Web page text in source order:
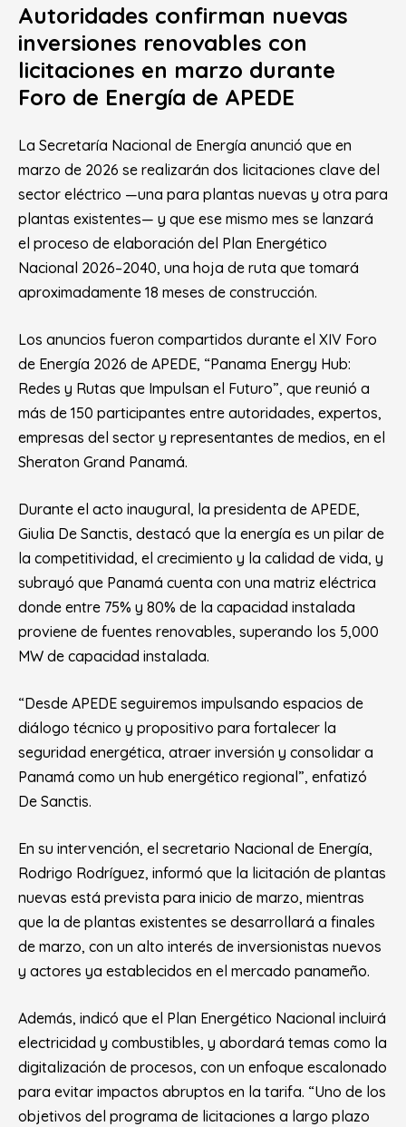
Autoridades confirman nuevas
inversiones renovables con
licitaciones en marzo durante
Foro de Energía de APEDE
La Secretaría Nacional de Energía anunció que en
marzo de 2026 se realizarán dos licitaciones clave del
sector eléctrico —una para plantas nuevas y otra para
plantas existentes— y que ese mismo mes se lanzará
el proceso de elaboración del Plan Energético
Nacional 2026–2040, una hoja de ruta que tomará
aproximadamente 18 meses de construcción.
Los anuncios fueron compartidos durante el XIV Foro
de Energía 2026 de APEDE, “Panama Energy Hub:
Redes y Rutas que Impulsan el Futuro”, que reunió a
más de 150 participantes entre autoridades, expertos,
empresas del sector y representantes de medios, en el
Sheraton Grand Panamá.
Durante el acto inaugural, la presidenta de APEDE,
Giulia De Sanctis, destacó que la energía es un pilar de
la competitividad, el crecimiento y la calidad de vida, y
subrayó que Panamá cuenta con una matriz eléctrica
donde entre 75% y 80% de la capacidad instalada
proviene de fuentes renovables, superando los 5,000
MW de capacidad instalada.
“Desde APEDE seguiremos impulsando espacios de
diálogo técnico y propositivo para fortalecer la
seguridad energética, atraer inversión y consolidar a
Panamá como un hub energético regional”, enfatizó
De Sanctis.
En su intervención, el secretario Nacional de Energía,
Rodrigo Rodríguez, informó que la licitación de plantas
nuevas está prevista para inicio de marzo, mientras
que la de plantas existentes se desarrollará a finales
de marzo, con un alto interés de inversionistas nuevos
y actores ya establecidos en el mercado panameño.
Además, indicó que el Plan Energético Nacional incluirá
electricidad y combustibles, y abordará temas como la
digitalización de procesos, con un enfoque escalonado
para evitar impactos abruptos en la tarifa. “Uno de los
objetivos del programa de licitaciones a largo plazo